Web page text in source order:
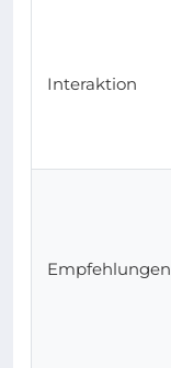
Interaktion
Empfehlungen